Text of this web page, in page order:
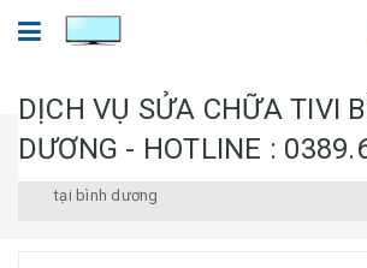
DỊCH VỤ SỬA CHỮA TIVI
DƯƠNG - HOTLINE :
tại bình dương